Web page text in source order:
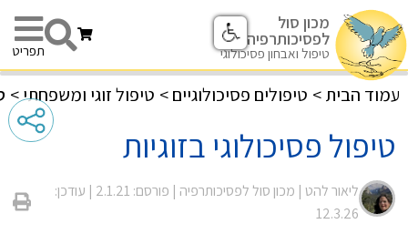
מכון סול
לפסיכותרפיה
טיפול ואבחון פסיכולוגי תפריט
>טיפול זוגי ומשפחתי > טיפולים פסיכולוגיים > עמוד הבית
טיפול פסיכולוגי בזוגיות
ליאור להט | מכון סול לפסיכותרפיה | פורסם: 2.1.21
| עודכן:
12.3.26